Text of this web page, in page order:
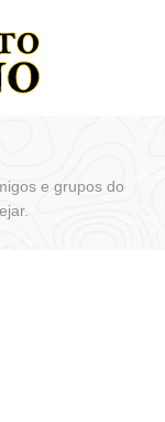
e grupos do